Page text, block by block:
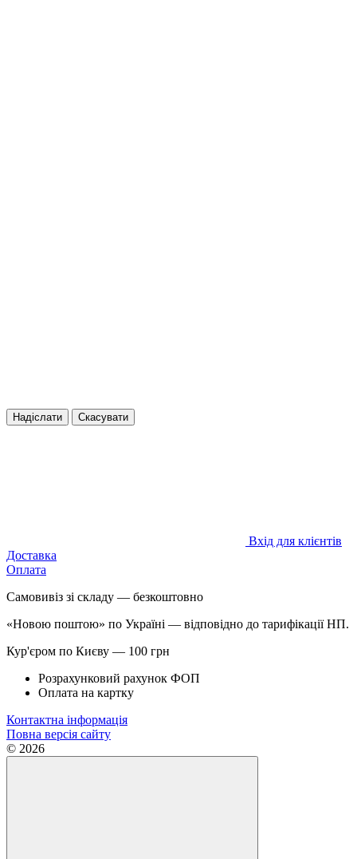
Надіслати Скасувати
Вхід для клієнтів
Доставка
Оплата
Самовивіз зі складу — безкоштовно
«Новою поштою» по Україні — відповідно до тарифікації НП.
Кур'єром по Києву — 100 грн
Розрахунковий рахунок ФОП
Оплата на картку
Контактна інформація
Повна версія сайту
© 2026